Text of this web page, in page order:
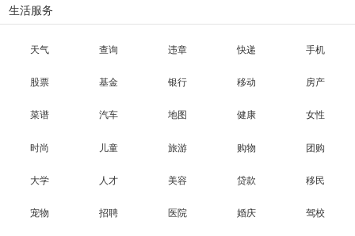
生活服务
天气 查询 违章 快递 手机
股票 基金 银行 移动 房产
菜谱 汽车 地图 健康 女性
时尚 儿童 旅游 购物 团购
大学 人才 美容 贷款 移民
宠物 招聘 医院 婚庆 驾校